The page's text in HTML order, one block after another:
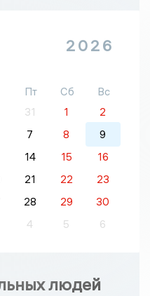
2026
Пт Сб
Вс
31 1
2
7 8
9
14 15
16
21 22
23
28 29
30
4 5 6
людей